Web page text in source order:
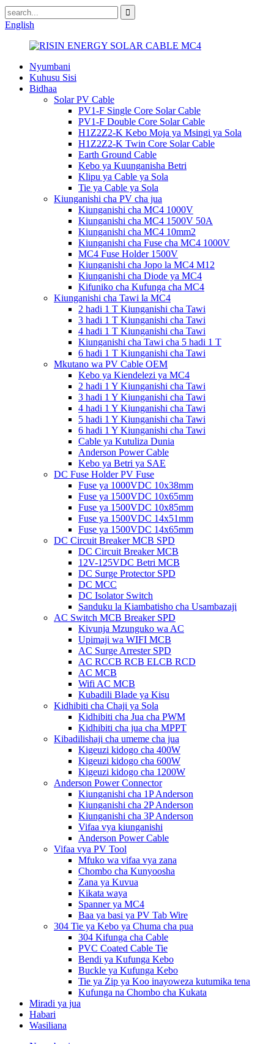
English
Nyumbani
Kuhusu Sisi
Bidhaa
Solar PV Cable
PV1-F Single Core Solar Cable
PV1-F Double Core Solar Cable
H1Z2Z2-K Kebo Moja ya Msingi ya Sola
H1Z2Z2-K Twin Core Solar Cable
Earth Ground Cable
Kebo ya Kuunganisha Betri
Klipu ya Cable ya Sola
Tie ya Cable ya Sola
Kiunganishi cha PV cha jua
Kiunganishi cha MC4 1000V
Kiunganishi cha MC4 1500V 50A
Kiunganishi cha MC4 10mm2
Kiunganishi cha Fuse cha MC4 1000V
MC4 Fuse Holder 1500V
Kiunganishi cha Jopo la MC4 M12
Kiunganishi cha Diode ya MC4
Kifuniko cha Kufunga cha MC4
Kiunganishi cha Tawi la MC4
2 hadi 1 T Kiunganishi cha Tawi
3 hadi 1 T Kiunganishi cha Tawi
4 hadi 1 T Kiunganishi cha Tawi
Kiunganishi cha Tawi cha 5 hadi 1 T
6 hadi 1 T Kiunganishi cha Tawi
Mkutano wa PV Cable OEM
Kebo ya Kiendelezi ya MC4
2 hadi 1 Y Kiunganishi cha Tawi
3 hadi 1 Y Kiunganishi cha Tawi
4 hadi 1 Y Kiunganishi cha Tawi
5 hadi 1 Y Kiunganishi cha Tawi
6 hadi 1 Y Kiunganishi cha Tawi
Cable ya Kutuliza Dunia
Anderson Power Cable
Kebo ya Betri ya SAE
DC Fuse Holder PV Fuse
Fuse ya 1000VDC 10x38mm
Fuse ya 1500VDC 10x65mm
Fuse ya 1500VDC 10x85mm
Fuse ya 1500VDC 14x51mm
Fuse ya 1500VDC 14x65mm
DC Circuit Breaker MCB SPD
DC Circuit Breaker MCB
12V-125VDC Betri MCB
DC Surge Protector SPD
DC MCC
DC Isolator Switch
Sanduku la Kiambatisho cha Usambazaji
AC Switch MCB Breaker SPD
Kivunja Mzunguko wa AC
Upimaji wa WIFI MCB
AC Surge Arrester SPD
AC RCCB RCB ELCB RCD
AC MCB
Wifi AC MCB
Kubadili Blade ya Kisu
Kidhibiti cha Chaji ya Sola
Kidhibiti cha Jua cha PWM
Kidhibiti cha jua cha MPPT
Kibadilishaji cha umeme cha jua
Kigeuzi kidogo cha 400W
Kigeuzi kidogo cha 600W
Kigeuzi kidogo cha 1200W
Anderson Power Connector
Kiunganishi cha 1P Anderson
Kiunganishi cha 2P Anderson
Kiunganishi cha 3P Anderson
Vifaa vya kiunganishi
Anderson Power Cable
Vifaa vya PV Tool
Mfuko wa vifaa vya zana
Chombo cha Kunyoosha
Zana ya Kuvua
Kikata waya
Spanner ya MC4
Baa ya basi ya PV Tab Wire
304 Tie ya Kebo ya Chuma cha pua
304 Kifunga cha Cable
PVC Coated Cable Tie
Bendi ya Kufunga Kebo
Buckle ya Kufunga Kebo
Tie ya Zip ya Koo inayoweza kutumika tena
Kufunga na Chombo cha Kukata
Miradi ya jua
Habari
Wasiliana